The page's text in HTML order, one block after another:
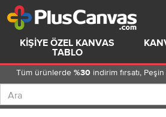
KIŞIYE ÖZEL KANVAS
TABLO
Tüm ürünlerde %30 indirim fırsatı, Peşin